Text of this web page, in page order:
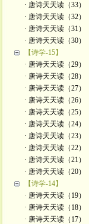
· 唐诗天天读（33）
· 唐诗天天读（32）
· 唐诗天天读（31）
· 唐诗天天读（30）
【诗学-15】
· 唐诗天天读（29）
· 唐诗天天读（28）
· 唐诗天天读（27）
· 唐诗天天读（26）
· 唐诗天天读（25）
· 唐诗天天读（24）
· 唐诗天天读（23）
· 唐诗天天读（22）
· 唐诗天天读（21）
· 唐诗天天读（20）
【诗学-14】
· 唐诗天天读（19）
· 唐诗天天读（18）
· 唐诗天天读（17）